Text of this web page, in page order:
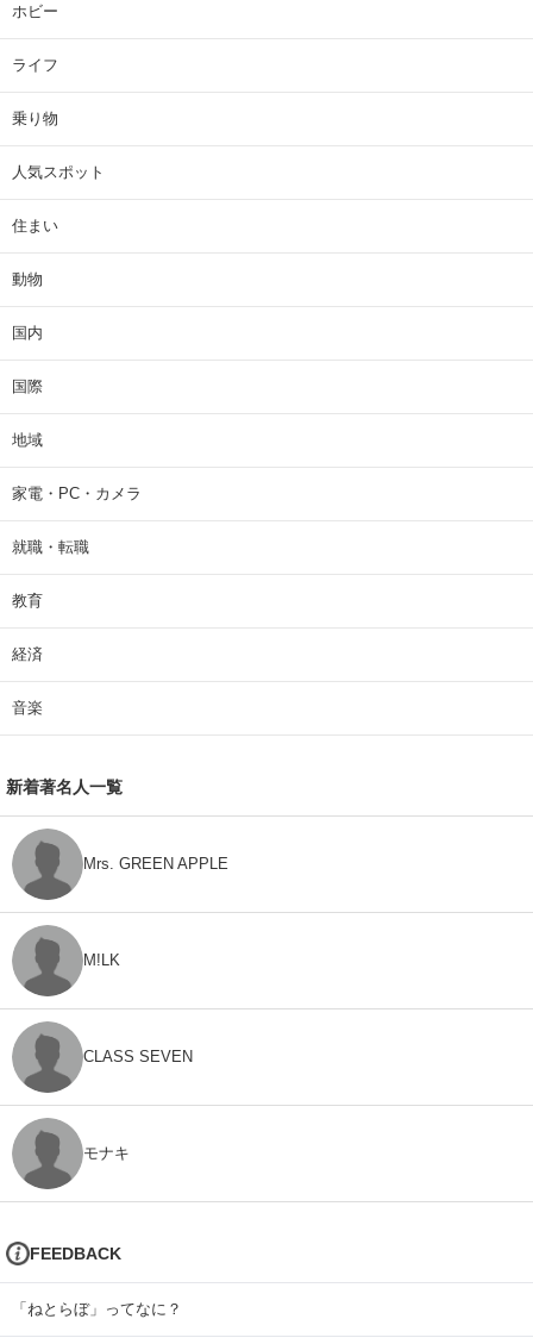
ホビー
ライフ
乗り物
人気スポット
住まい
動物
国内
国際
地域
家電・PC・カメラ
就職・転職
教育
経済
音楽
新着著名人一覧
Mrs. GREEN APPLE
M!LK
CLASS SEVEN
モナキ
FEEDBACK
「ねとらぼ」ってなに？